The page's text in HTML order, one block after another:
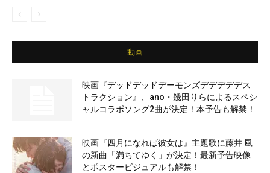
動画
映画『デッドデッドデーモンズデデデデデス
トラクション』、ano・幾田りらによるスペシ
ャルコラボソング2曲が決定！本予告も解禁！
映画『四月になれば彼女は』主題歌に藤井 風
の新曲「満ちてゆく」が決定！最新予告映像
とポスタービジュアルも解禁！